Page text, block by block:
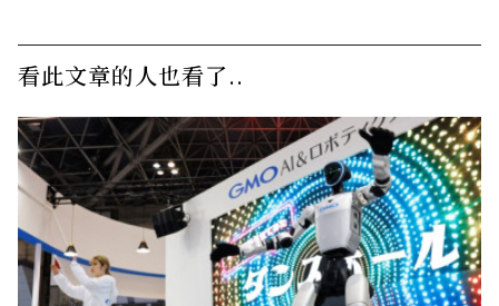
看此文章的人也看了..